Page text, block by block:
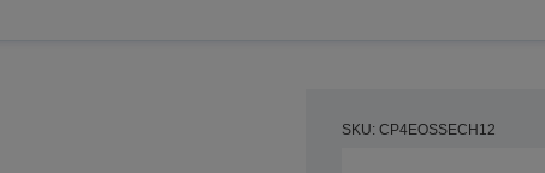
SKU: CP4EOSSECH12